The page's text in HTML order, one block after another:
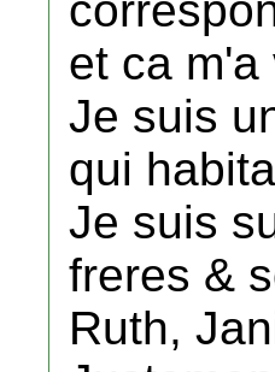
et ca
Je suis
qui
Je suis
freres &
Ruth,